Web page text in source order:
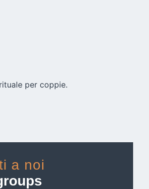
per coppie.
a noi